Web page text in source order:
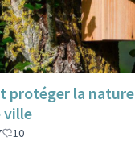
protéger la nature
ville
10